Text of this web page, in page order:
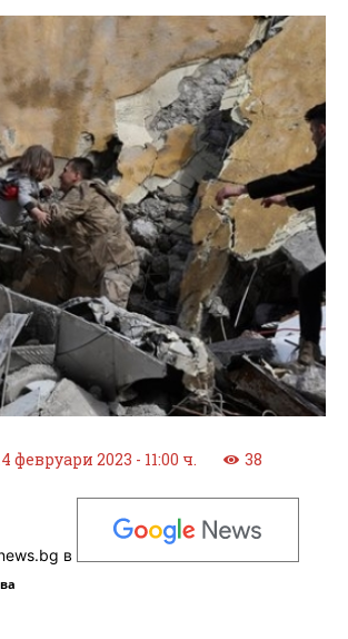
февруари 2023 - 11:00 ч. 38
в